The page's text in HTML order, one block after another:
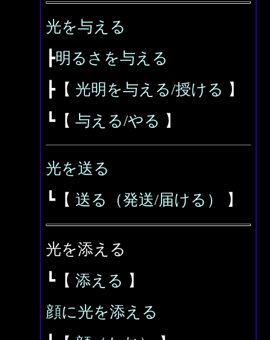
光を与える
┣明るさを与える
┣【 光明を与える/授ける 】
┗【 与える/やる 】
光を送る
┗【 送る（発送/届ける） 】
光を添える
┗【 添える 】
顔に光を添える